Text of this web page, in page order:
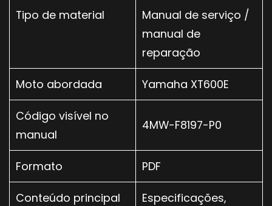
Tipo de material
Manual de serviço /
manual de
reparação
Moto abordada Yamaha XT600E
Código visível no
manual
4MW-F8197-P0
Formato PDF
Conteúdo principal
Especificações,